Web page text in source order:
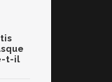
t-il